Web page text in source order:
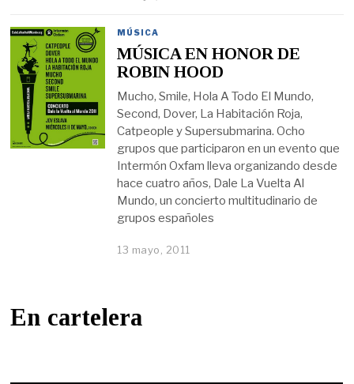
MÚSICA
MÚSICA EN HONOR DE
ROBIN HOOD
Mucho, Smile, Hola A Todo El Mundo,
Second, Dover, La Habitación Roja,
Catpeople y Supersubmarina. Ocho
grupos que participaron en un evento que
Intermón Oxfam lleva organizando desde
hace cuatro años, Dale La Vuelta Al
Mundo, un concierto multitudinario de
grupos españoles
13 mayo, 2011
En cartelera